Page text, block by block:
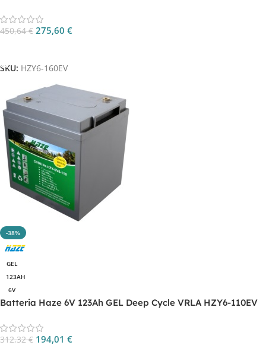
450,64€ 275,60 €
SKU: HZY6-160EV
-38%
GEL
123AH
6V
Batteria Haze 6V 123Ah GEL Deep Cycle VRLA HZY6-110EV
312,32€ 194,01 €